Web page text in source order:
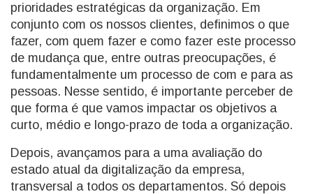
prioridades estratégicas da organização. Em
conjunto com os nossos clientes, definimos o que
fazer, com quem fazer e como fazer este processo
de mudança que, entre outras preocupações, é
fundamentalmente um processo de com e para as
pessoas. Nesse sentido, é importante perceber de
que forma é que vamos impactar os objetivos a
curto, médio e longo-prazo de toda a organização.
Depois, avançamos para a uma avaliação do
estado atual da digitalização da empresa,
transversal a todos os departamentos. Só depois